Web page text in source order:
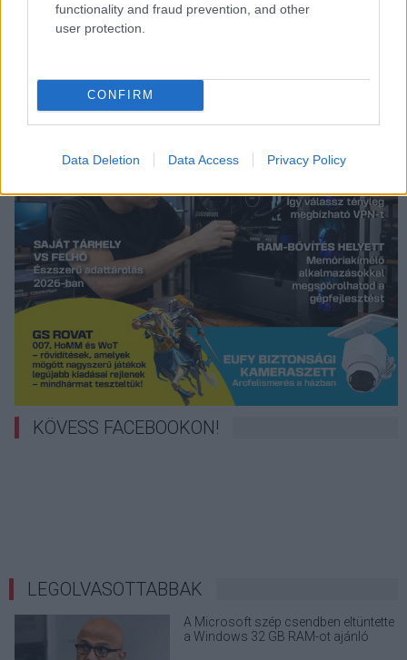
functionality and fraud prevention, and other
user protection.
CONFIRM
Data Deletion Data Access Privacy Policy
KÖVESS FACEBOOKON!
LEGOLVASOTTABBAK
A Microsoft szép csendben eltüntette
a Windows 32 GB RAM-ot ajánló